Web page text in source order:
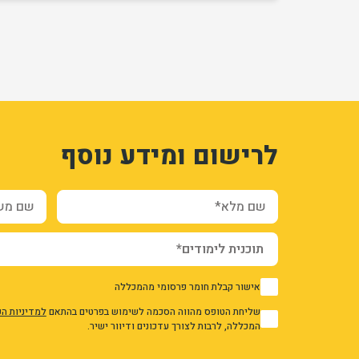
לרישום ומידע נוסף
שם מלא* שם
1 אישור קבלת חומר פרסומי מהמכללה
1
אני מאשר/ת את מדיניות הפרטיות
שליחת הטופס מהווה הסכמה לשימוש בפרטים בהתאםלמדיניות
המכללה, לרבות לצורך עדכונים ודיוור ישיר.
3337290
1